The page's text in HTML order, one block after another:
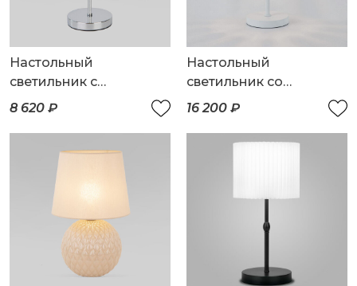
Настольный
светильник с
перламутром
8 620 ₽
Настольный
светильник со
стеклянными
16 200 ₽